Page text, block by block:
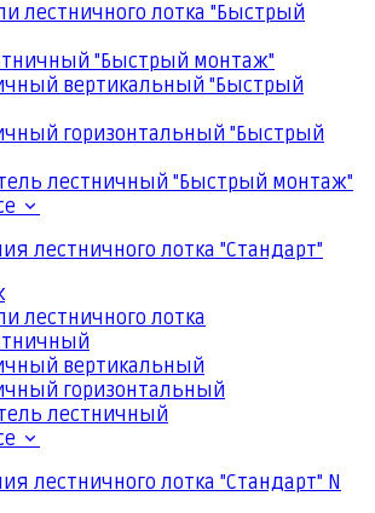
лестничного лотка "Быстрый
"Быстрый монтаж"
вертикальный "Быстрый
горизонтальный "Быстрый
лестничный "Быстрый монтаж"
лестничного лотка "Стандарт"
лестничного лотка
вертикальный
горизонтальный
лестничный
лестничного лотка "Стандарт" N